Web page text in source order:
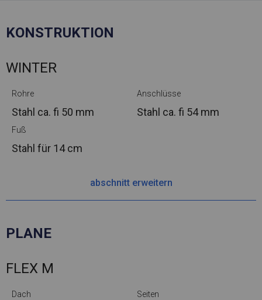
KONSTRUKTION
WINTER
Rohre
Stahl ca. fi 50 mm
Anschlüsse
Stahl ca. fi 54 mm
Fuß
Stahl für 14 cm
abschnitt erweitern
PLANE
FLEX M
Dach Seiten